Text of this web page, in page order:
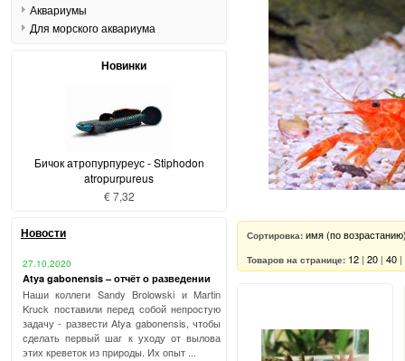
Сортировка: имя (по
Товаров на странице: 12 | 20 | 40 |
Аквариумы
Для морского аквариума
Новинки
Бичок атропурпуреус - Stiphodon
atropurpureus
€ 7,32
Новости
27.10.2020
Atya gabonensis – отчёт о разведении
Наши коллеги Sandy Brolowski и Martin
Kruck поставили перед собой непростую
задачу - развести Atya gabonensis, чтобы
сделать первый шаг к уходу от вылова
этих креветок из природы. Их опыт ...